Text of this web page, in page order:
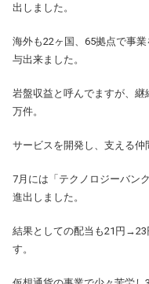
出しました。
海外も22ヶ国、65拠点で事
与出来ました。
岩盤収益と呼んでますが、
万件。
サービスを開発し、支える仲
7月には「テクノロジーバン
進出しました。
結果としての配当も21円
す。